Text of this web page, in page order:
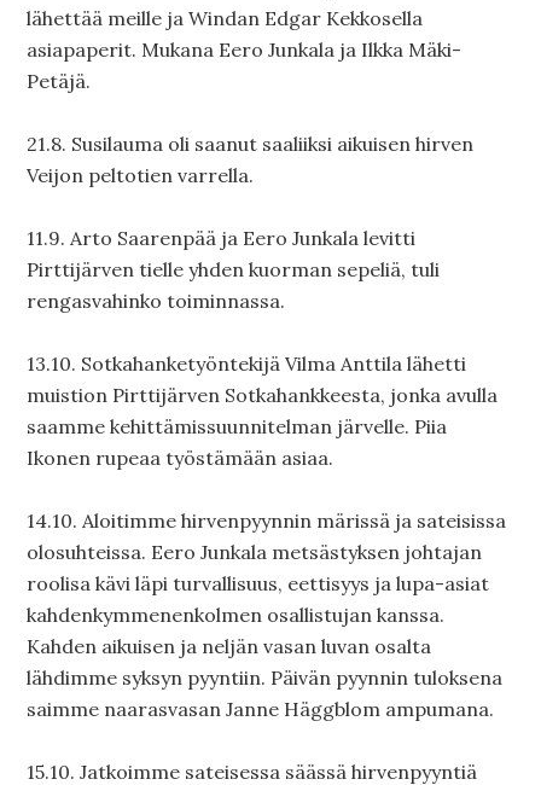
lähettää meille ja Windan Edgar Kekkosella
asiapaperit. Mukana Eero Junkala ja Ilkka Mäki-
Petäjä.
21.8. Susilauma oli saanut saaliiksi aikuisen hirven
Veijon peltotien varrella.
11.9. Arto Saarenpää ja Eero Junkala levitti
Pirttijärven tielle yhden kuorman sepeliä, tuli
rengasvahinko toiminnassa.
13.10. Sotkahanketyöntekijä Vilma Anttila lähetti
muistion Pirttijärven Sotkahankkeesta, jonka avulla
saamme kehittämissuunnitelman järvelle. Piia
Ikonen rupeaa työstämään asiaa.
14.10. Aloitimme hirvenpyynnin märissä ja sateisissa
olosuhteissa. Eero Junkala metsästyksen johtajan
roolisa kävi läpi turvallisuus, eettisyys ja lupa-asiat
kahdenkymmenenkolmen osallistujan kanssa.
Kahden aikuisen ja neljän vasan luvan osalta
lähdimme syksyn pyyntiin. Päivän pyynnin tuloksena
saimme naarasvasan Janne Häggblom ampumana.
15.10. Jatkoimme sateisessa säässä hirvenpyyntiä